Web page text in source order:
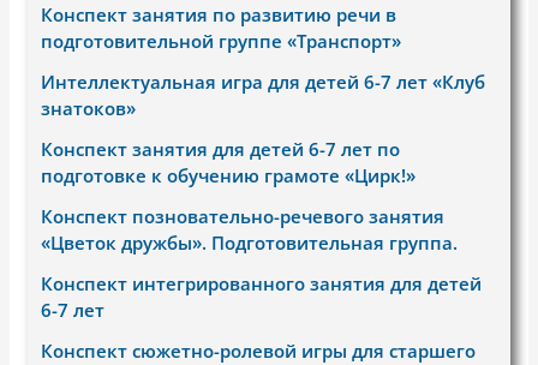
Конспект занятия по развитию речи в
подготовительной группе «Транспорт»
Интеллектуальная игра для детей 6-7 лет «Клуб
знатоков»
Конспект занятия для детей 6-7 лет по
подготовке к обучению грамоте «Цирк!»
Конспект позновательно-речевого занятия
«Цветок дружбы». Подготовительная группа.
Конспект интегрированного занятия для детей
6-7 лет
Конспект сюжетно-ролевой игры для старшего